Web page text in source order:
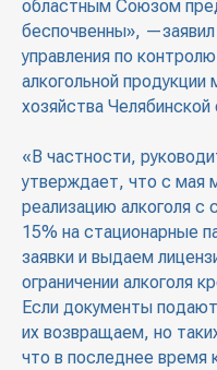
областным Союзом
беспочвенны»,
управления по
алкогольной
хозяйства
«В частности,
утверждает, что с мая
реализацию алкоголя
15% на стационарные
заявки и выдаем
ограничении алкоголя
Если документы
их возвращаем, но
что в последнее время